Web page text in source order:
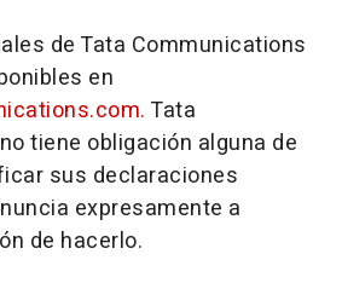
de Tata Communications
en
Tata
tiene obligación alguna de
sus declaraciones
expresamente a
de hacerlo.